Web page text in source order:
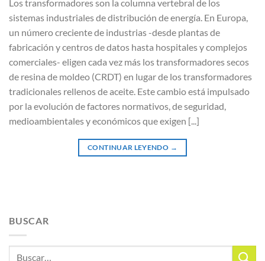
Los transformadores son la columna vertebral de los
sistemas industriales de distribución de energía. En Europa,
un número creciente de industrias -desde plantas de
fabricación y centros de datos hasta hospitales y complejos
comerciales- eligen cada vez más los transformadores secos
de resina de moldeo (CRDT) en lugar de los transformadores
tradicionales rellenos de aceite. Este cambio está impulsado
por la evolución de factores normativos, de seguridad,
medioambientales y económicos que exigen [...]
CONTINUAR LEYENDO →
BUSCAR